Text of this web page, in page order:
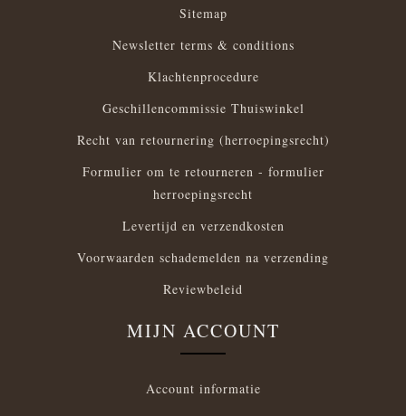
Sitemap
Newsletter terms & conditions
Klachtenprocedure
Geschillencommissie Thuiswinkel
Recht van retournering (herroepingsrecht)
Formulier om te retourneren - formulier
herroepingsrecht
Levertijd en verzendkosten
Voorwaarden schademelden na verzending
Reviewbeleid
MIJN ACCOUNT
Account informatie